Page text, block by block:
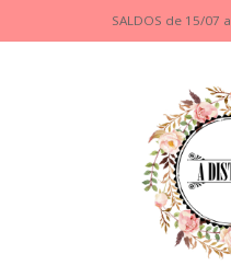
SALDOS de 15/07